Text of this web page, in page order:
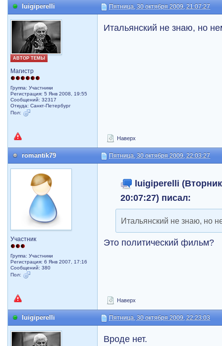
luigiperelli Пятница, 30 октября 2009, 21:07:27
АВТОР ТЕМЫ
Магистр
Группа: Участники
Регистрация: 5 Янв 2008, 19:55
Сообщений: 32317
Откуда: Санкт-Петербург
Пол:
Итальянский не знаю, но
Наверх
romantik79 Пятница, 30 октября 2009, 22:03:27
Участник
Группа: Участники
Регистрация: 6 Янв 2007, 17:16
Сообщений: 380
Пол:
luigiperelli
20:07:27) писал:
Итальянский не знаю, но
Это политический фильм?
Наверх
luigiperelli Пятница, 30 октября 2009, 22:23:03
Вроде нет.